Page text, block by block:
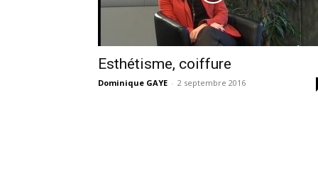
Esthétisme, coiffure
Dominique GAYE - 2 septembre 2016